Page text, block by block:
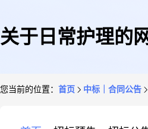
关于日常护理的
您当前的位置： 首页 中标｜合同公告